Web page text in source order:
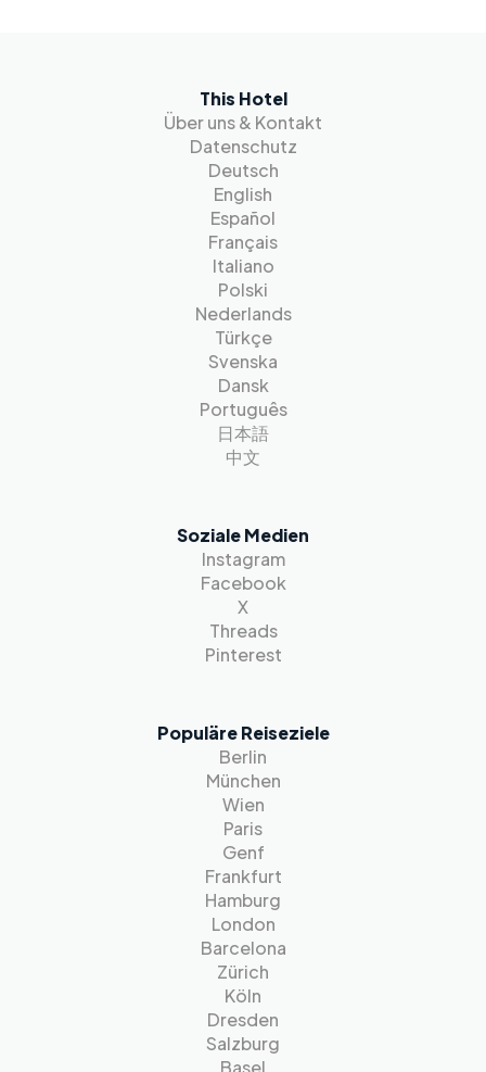
This Hotel
Über uns & Kontakt
Datenschutz
Deutsch
English
Español
Français
Italiano
Polski
Nederlands
Türkçe
Svenska
Dansk
Português
日本語
中文
Soziale Medien
Instagram
Facebook
X
Threads
Pinterest
Populäre Reiseziele
Berlin
München
Wien
Paris
Genf
Frankfurt
Hamburg
London
Barcelona
Zürich
Köln
Dresden
Salzburg
Basel